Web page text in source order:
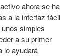
ahora se ha
a la interfaz fácil
simples
a su primer
lo ayudará